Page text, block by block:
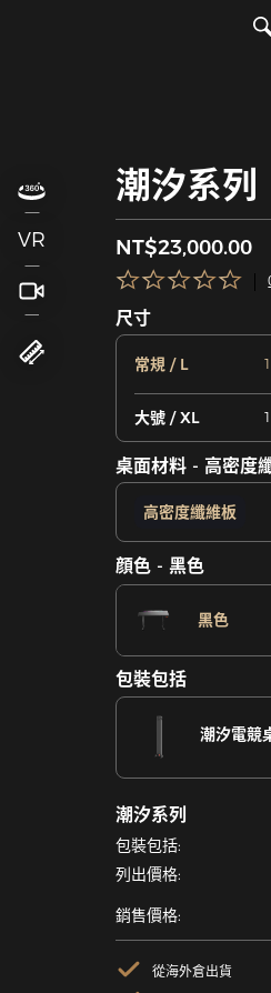
VR
潮汐系列
NT$23,000.00
尺寸
常規 / L
大號 / XL
桌面材料 - 高密度
高密度纖維板
顔色 - 黑色
黑色
包裝包括
潮汐電競
潮汐系列
包裝包括:
列出價格:
銷售價格:
從海外倉出貨